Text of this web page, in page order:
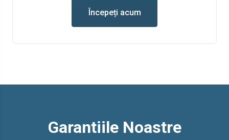
Începeți acum
Garantiile Noastre